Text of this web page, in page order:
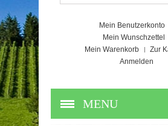
Mein Benutzerkonto
Mein Wunschzettel
Mein Warenkorb
Zur
Anmelden
MENU